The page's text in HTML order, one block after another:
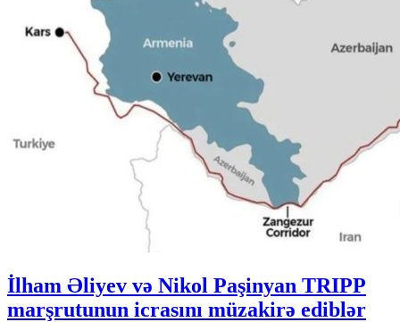
İlham Əliyev və Nikol Paşinyan TRIPP
marşrutunun icrasını müzakirə ediblər